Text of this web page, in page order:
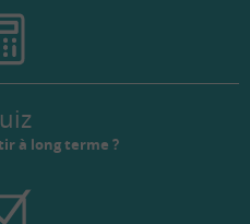
à long terme ?